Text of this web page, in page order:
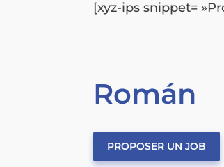
[xyz-ips snippet=
Román
PROPOSER UN JOB